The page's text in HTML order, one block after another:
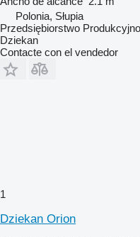
Polonia, Słupia
Przedsiębiorstwo
Dziekan
Contacte con el vendedor
1
Dziekan Orion